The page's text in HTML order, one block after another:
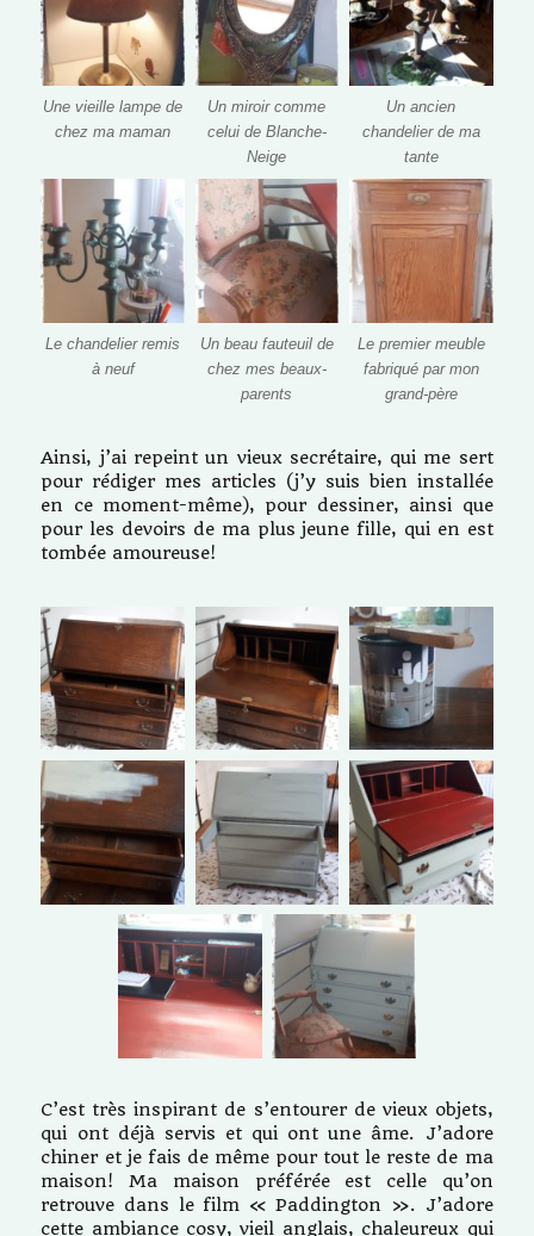
Une vieille lampe de
chez ma maman
Un miroir comme
celui de Blanche-
Neige
Un ancien
chandelier de ma
tante
Le chandelier remis
à neuf
Un beau fauteuil de
chez mes beaux-
parents
Le premier meuble
fabriqué par mon
grand-père
Ainsi, j’ai repeint un vieux secrétaire, qui me sert
pour rédiger mes articles (j’y suis bien installée
en ce moment-même), pour dessiner, ainsi que
pour les devoirs de ma plus jeune fille, qui en est
tombée amoureuse!
C’est très inspirant de s’entourer de vieux objets,
qui ont déjà servis et qui ont une âme. J’adore
chiner et je fais de même pour tout le reste de ma
maison! Ma maison préférée est celle qu’on
retrouve dans le film « Paddington ». J’adore
cette ambiance cosy, vieil anglais, chaleureux qui